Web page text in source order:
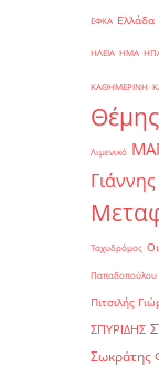
ΕΦΚΑ Ελλάδα
ΗΛΕΙΑ ΗΜΑ
ΚΑΘΗΜΕΡΙΝΗ
Θέμης
Λιμενικό
Γιάννης
Ταχυδρόμος
Παπαδοπούλου
Πιτσιλής
ΣΠΥΡΙΔΗΣ
Σωκράτης